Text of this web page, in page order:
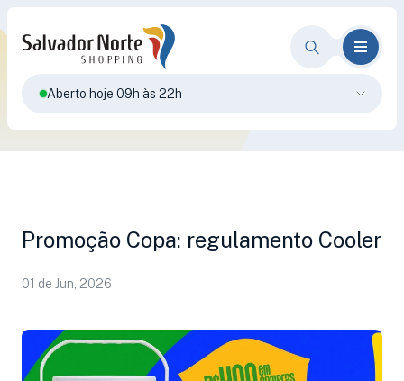
Aberto hoje 09h às 22h
Promoção Copa: regulamento Cooler
01 de Jun, 2026